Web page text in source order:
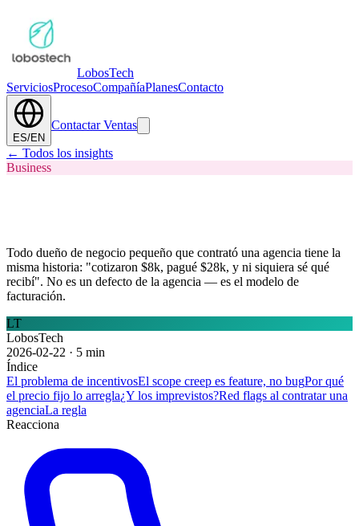
LobosTech
ServiciosProcesoCompañíaPlanesContacto
ES/EN
Contactar Ventas
← Todos los insights
Business
Todo dueño de negocio pequeño que contrató una agencia tiene la
misma historia: "cotizaron $8k, pagué $28k, y ni siquiera sé qué
recibí". No es un defecto de la agencia — es el modelo de
facturación.
LT
LobosTech
2026-02-22 · 5 min
Índice
El problema de incentivosEl scope creep es feature, no bugPor qué
el precio fijo lo arregla¿Y los imprevistos?Red flags al contratar una
agenciaLa regla
Reacciona